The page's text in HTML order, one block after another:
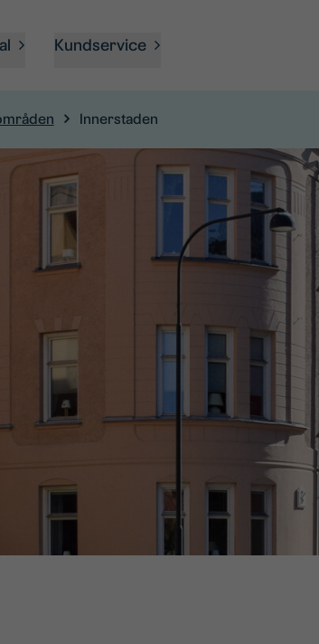
Kundservice
Innerstaden